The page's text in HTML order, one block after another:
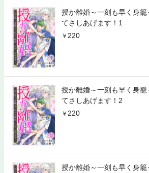
授か離婚～一刻も早く身
てさしあげます！1
220
授か離婚～一刻も早く身
てさしあげます！2
220
授か離婚～一刻も早く身